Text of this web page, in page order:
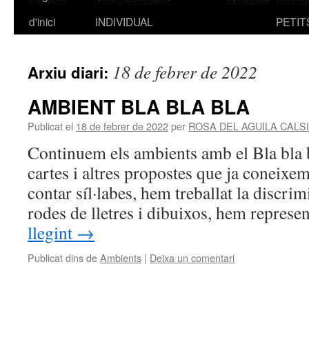
d'inici
INDIVIDUAL
Arxiu diari: 18 de febrer de 2022
AMBIENT BLA BLA BLA
Publicat el 18 de febrer de 2022per ROSA DEL AGUILA
Continuem els ambients amb el Bla bla
cartes i altres propostes que ja
contar síl·labes, hem treballat la
rodes de lletres i dibuixos, hem
llegint →
Publicat dins deAmbients | Deixa un comentari